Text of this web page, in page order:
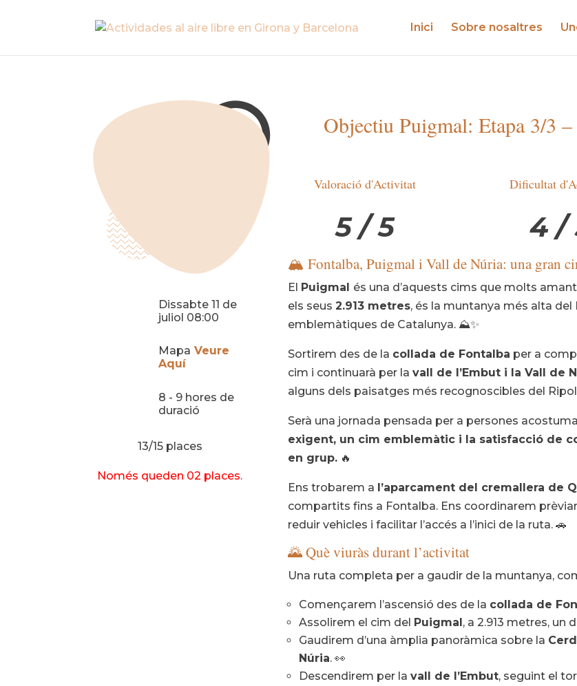
Inici Sobre nosaltres
Dissabte 11 de
juliol 08:00
Mapa Veure
Aquí
8 - 9 hores de
duració
13/15 places
Només queden 02 places.
Objectiu Puigmal: Etapa 3/3
Valoració d'Activitat
5 / 5
Dificultat
4 /
🏔️ Fontalba, Puigmal i Vall de Núria: una gran
El Puigmal és una d’aquests cims que molts
els seus 2.913 metres, és la muntanya més alta del
emblemàtiques de Catalunya. ⛰️✨
Sortirem des de la collada de Fontalba per a
cim i continuarà per la vall de l’Embut i la Vall de
alguns dels paisatges més recognoscibles del
Serà una jornada pensada per a persones
exigent, un cim emblemàtic i la satisfacció de
en grup.🔥
Ens trobarem a l’aparcament del cremallera de
compartits fins a Fontalba. Ens coordinarem
reduir vehicles i facilitar l’accés a l’inici de la ruta. 🚗
🌄 Què viuràs durant l’activitat
Una ruta completa per a gaudir de la muntanya,
Començarem l’ascensió des de la collada de
Assolirem el cim del Puigmal, a 2.913 metres, un
Gaudirem d’una àmplia panoràmica sobre la
Núria. 👀
Descendirem per la vall de l’Embut, seguint el